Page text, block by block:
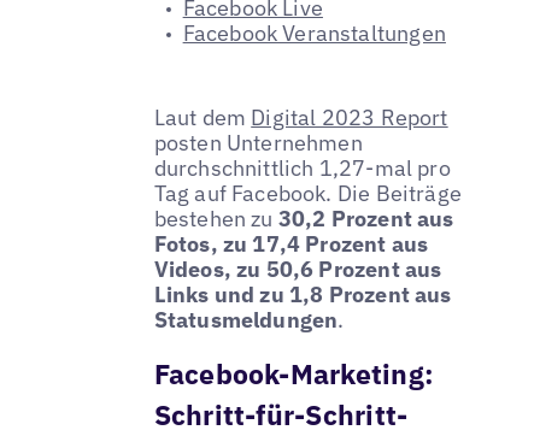
Facebook Live
Facebook Veranstaltungen
Laut dem Digital 2023 Report
posten Unternehmen
durchschnittlich 1,27-mal pro
Tag auf Facebook. Die Beiträge
bestehen zu 30,2 Prozent aus
Fotos, zu 17,4 Prozent aus
Videos, zu 50,6 Prozent aus
Links und zu 1,8 Prozent aus
Statusmeldungen.
Facebook-Marketing:
Schritt-für-Schritt-